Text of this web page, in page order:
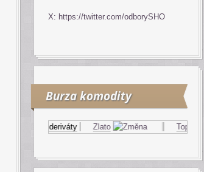
X: https://twitter.com/odborySHO
Burza komodity
a deriváty Zlato Topný olej